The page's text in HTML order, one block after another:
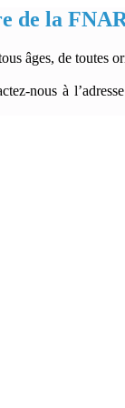
de la
âges, de toutes
nous à